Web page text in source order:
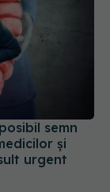
și
urgent